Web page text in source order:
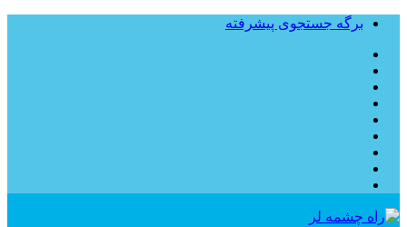
برگه جستجوی پیشرفته